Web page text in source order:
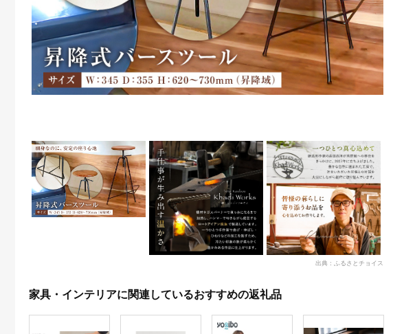
出典：ふるさとチョイス
家具・インテリアに関連しているおすすめの返礼品